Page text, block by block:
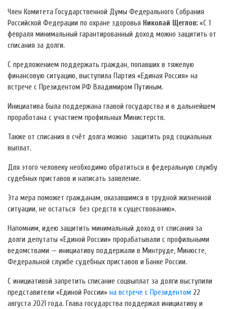
Член Комитета Государственной Думы Федерального Собрания
Российской Федерации по охране здоровья Николай Щеглов: «С 1
февраля минимальный гарантированный доход можно защитить от
списания за долги.
С предложением поддержать граждан, попавших в тяжелую
финансовую ситуацию, выступила Партия «Единая Россия» на
встрече с Президентом РФ Владимиром Путиным.
Инициатива была поддержана главой государства и в дальнейшем
проработана с участием профильных Министерств.
Также от списания в счёт долга можно защитить ряд социальных
выплат.
Для этого человеку необходимо обратиться в федеральную службу
судебных приставов и написать заявление.
Эта мера поможет гражданам, оказавшимся в трудной жизненной
ситуации, не остаться без средств к существованию».
Напомним, идею защитить минимальный доход от списания за
долги депутаты «Единой России» прорабатывали с профильными
ведомствами — инициативу поддержали в Минтруде, Минюсте,
Федеральной службе судебных приставов и Банке России.
С инициативой запретить списание соцвыплат за долги выступили
представители «Единой России» на встрече с Президентом 22
августа 2021 года. Глава государства поддержал инициативу и